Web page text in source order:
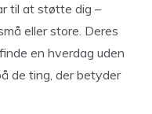
til at støtte dig –
eller store. Deres
en hverdag uden
de ting, der betyder